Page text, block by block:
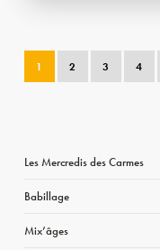
1 2 3 4
Les Mercredis des Carmes
Babillage
Mix’âges